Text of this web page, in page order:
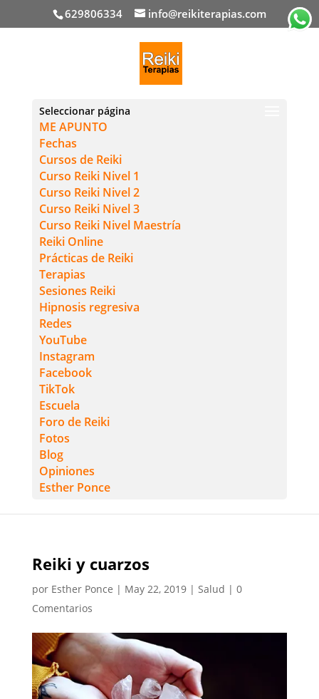
629806334 info@reikiterapias.com
Seleccionar página
ME APUNTO
Fechas
Cursos de Reiki
Curso Reiki Nivel 1
Curso Reiki Nivel 2
Curso Reiki Nivel 3
Curso Reiki Nivel Maestría
Reiki Online
Prácticas de Reiki
Terapias
Sesiones Reiki
Hipnosis regresiva
Redes
YouTube
Instagram
Facebook
TikTok
Escuela
Foro de Reiki
Fotos
Blog
Opiniones
Esther Ponce
Reiki y cuarzos
por Esther Ponce | May 22, 2019| Salud | 0
Comentarios